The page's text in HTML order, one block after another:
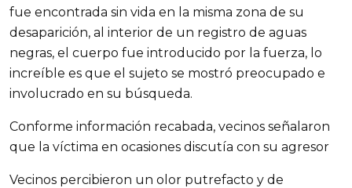
fue encontrada sin vida en la misma zona de su
desaparición, al interior de un registro de aguas
negras, el cuerpo fue introducido por la fuerza, lo
increíble es que el sujeto se mostró preocupado e
involucrado en su búsqueda.
Conforme información recabada, vecinos señalaron
que la víctima en ocasiones discutía con su agresor
Vecinos percibieron un olor putrefacto y de